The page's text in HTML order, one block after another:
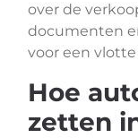
over de
documenten
voor een
Hoe
zetten